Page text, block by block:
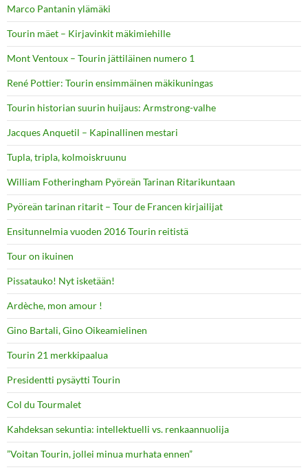
Marco Pantanin ylämäki
Tourin mäet – Kirjavinkit mäkimiehille
Mont Ventoux – Tourin jättiläinen numero 1
René Pottier: Tourin ensimmäinen mäkikuningas
Tourin historian suurin huijaus: Armstrong-valhe
Jacques Anquetil – Kapinallinen mestari
Tupla, tripla, kolmoiskruunu
William Fotheringham Pyöreän Tarinan Ritarikuntaan
Pyöreän tarinan ritarit – Tour de Francen kirjailijat
Ensitunnelmia vuoden 2016 Tourin reitistä
Tour on ikuinen
Pissatauko! Nyt isketään!
Ardèche, mon amour !
Gino Bartali, Gino Oikeamielinen
Tourin 21 merkkipaalua
Presidentti pysäytti Tourin
Col du Tourmalet
Kahdeksan sekuntia: intellektuelli vs. renkaannuolija
”Voitan Tourin, jollei minua murhata ennen”